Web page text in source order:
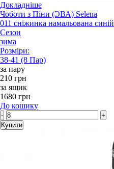
Докладніше
Чоботи з Піни (ЭВА) Selena
011 сніжинка намальована синій
Сезон
зима
Розміри:
38-41 (8 Пар)
за пару
210 грн
за ящик
1680 грн
До кошику
-
+
Купити